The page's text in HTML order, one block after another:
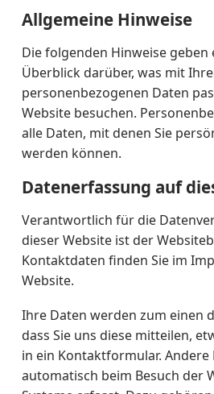
Allgemeine Hinweise
Die folgenden Hinweise geben
Überblick darüber, was mit
personenbezogenen Daten
Website besuchen.
alle Daten, mit denen Sie
werden können.
Datenerfassung auf
Verantwortlich für die
dieser Website ist der
Kontaktdaten finden Sie im
Website.
Ihre Daten werden zum einen
dass Sie uns diese mitteilen,
in ein Kontaktformular. Andere
automatisch beim Besuch der